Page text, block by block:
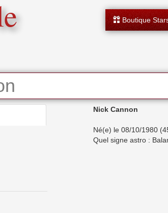
Boutique
Nick Cannon
Né(e) le 08/10/1980
Quel signe astro :